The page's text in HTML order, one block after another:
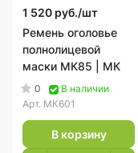
1 520 руб./шт
Ремень оголовье
полнолицевой
маски МК85 | МК
0
В наличии
Арт. МК601
В корзину